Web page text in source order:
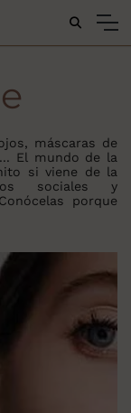
Buscar...
máscaras de
El mundo de la
si viene de la
sociales y
porque